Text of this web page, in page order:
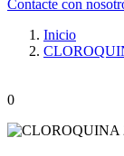
Contacte con
Inicio
0